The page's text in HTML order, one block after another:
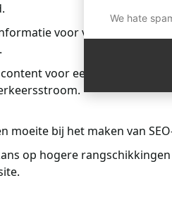
voor verbeterde
voor een hogere
moeite bij het maken van
op hogere
We hate